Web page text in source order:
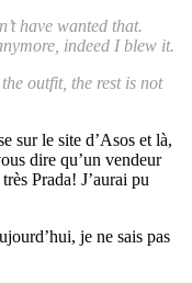
have wanted that.
indeed I blew it.
outfit, the rest is not
sur le site d’Asos et là,
dire qu’un vendeur
Prada! J’aurai pu
je ne sais pas